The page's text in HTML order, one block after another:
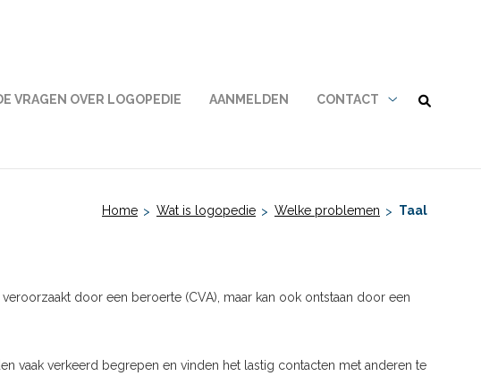
VRAGEN OVER LOGOPEDIE AANMELDEN
CONTACT
Contact
Home Wat is logopedie Welke problemen Taal
door een beroerte (CVA), maar kan ook ontstaan door een
vaak verkeerd begrepen en vinden het lastig contacten met anderen te